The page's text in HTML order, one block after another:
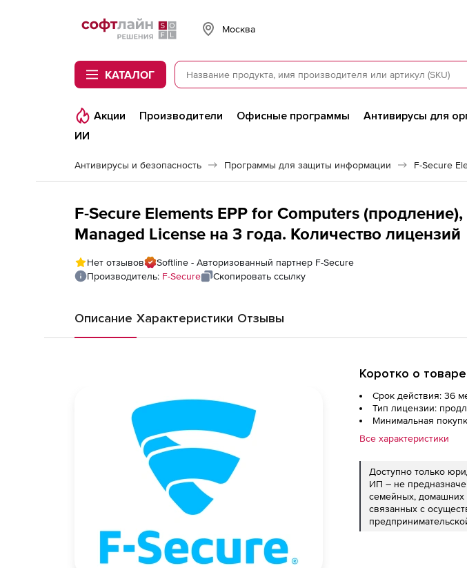
Softline
Москва
КАТАЛОГ
Акции Производители Офисные программы Антивирусы для
ИИ
Антивирусы и безопасность Программы для защиты информации F-Secure
F-Secure Elements EPP for Computers
Managed License на 3 года. Количество лицензий
Нет отзывов
Softline - Авторизованный партнер F-Secure
Производитель: F-Secure Скопировать ссылку
Описание Характеристики Отзывы
Коротко о товаре
Срок действия: 36
Тип лицензии:
Минимальная
Все характеристики
Доступно только
ИП – не
семейных,
связанных с